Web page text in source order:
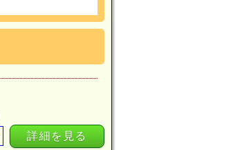
詳細を見る